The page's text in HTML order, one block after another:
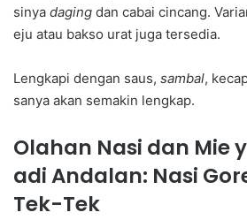
sinya daging dan cabai cincang.
eju atau bakso urat juga tersedia.
Lengkapi dengan saus, sambal,
sanya akan semakin lengkap.
Olahan Nasi dan Mie
adi Andalan: Nasi
Tek-Tek